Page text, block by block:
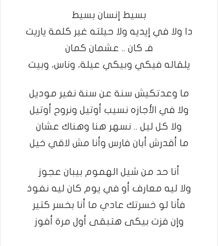
بسيط إنسان بسيط
دا ولا في إيديه ولا حيلته غير كلمة ياريت
فـ كان .. عشمان كمان
يلقاله فيكي وبيكي عيلة، وناس، وبيت
ما وعدتكيش سنة عن سنة نغير موديل
ولا في الأجازه نسيب أوتيل ونروح أوتيل
ولا كل ليل .. نسهر هنا وهناك عشان
ما أقدرش أبان فارس وأنا مش لاقي خيل
أنا حد من شيل الهموم بيبان عجوز
ولا ليه معارف أو في يوم كان ليه نفوذ
فأنا لو خسرتك عادي ما أنا بخسر كتير
وإن فزت بيكى هتبقى أول مرة أفوز